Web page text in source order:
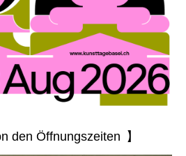
den Öffnungszeiten 】